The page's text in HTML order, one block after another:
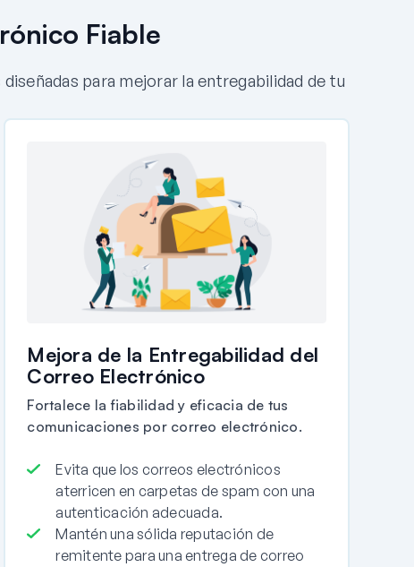
Fiable
para mejorar la entregabilidad de tu
Mejora de la Entregabilidad del
Correo Electrónico
Fortalece la fiabilidad y eficacia de tus
comunicaciones por correo electrónico.
Evita que los correos electrónicos
aterricen en carpetas de spam con una
autenticación adecuada.
Mantén una sólida reputación de
remitente para una entrega de correo